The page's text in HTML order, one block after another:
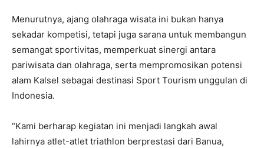
Menurutnya, ajang olahraga wisata ini bukan hanya
sekadar kompetisi, tetapi juga sarana untuk membangun
semangat sportivitas, memperkuat sinergi antara
pariwisata dan olahraga, serta mempromosikan potensi
alam Kalsel sebagai destinasi Sport Tourism unggulan di
Indonesia.
“Kami berharap kegiatan ini menjadi langkah awal
lahirnya atlet-atlet triathlon berprestasi dari Banua,